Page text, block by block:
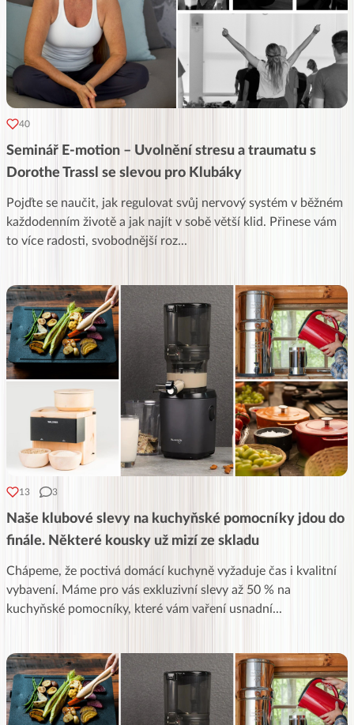
40
Seminář E-motion – Uvolnění stresu a traumatu s
Dorothe Trassl se slevou pro Klubáky
Pojďte se naučit, jak regulovat svůj nervový systém v běžném
každodenním životě a jak najít v sobě větší klid. Přinese vám
to více radosti, svobodnější roz...
13 3
Naše klubové slevy na kuchyňské pomocníky jdou do
finále. Některé kousky už mizí ze skladu
Chápeme, že poctivá domácí kuchyně vyžaduje čas i kvalitní
vybavení. Máme pro vás exkluzivní slevy až 50 % na
kuchyňské pomocníky, které vám vaření usnadní...